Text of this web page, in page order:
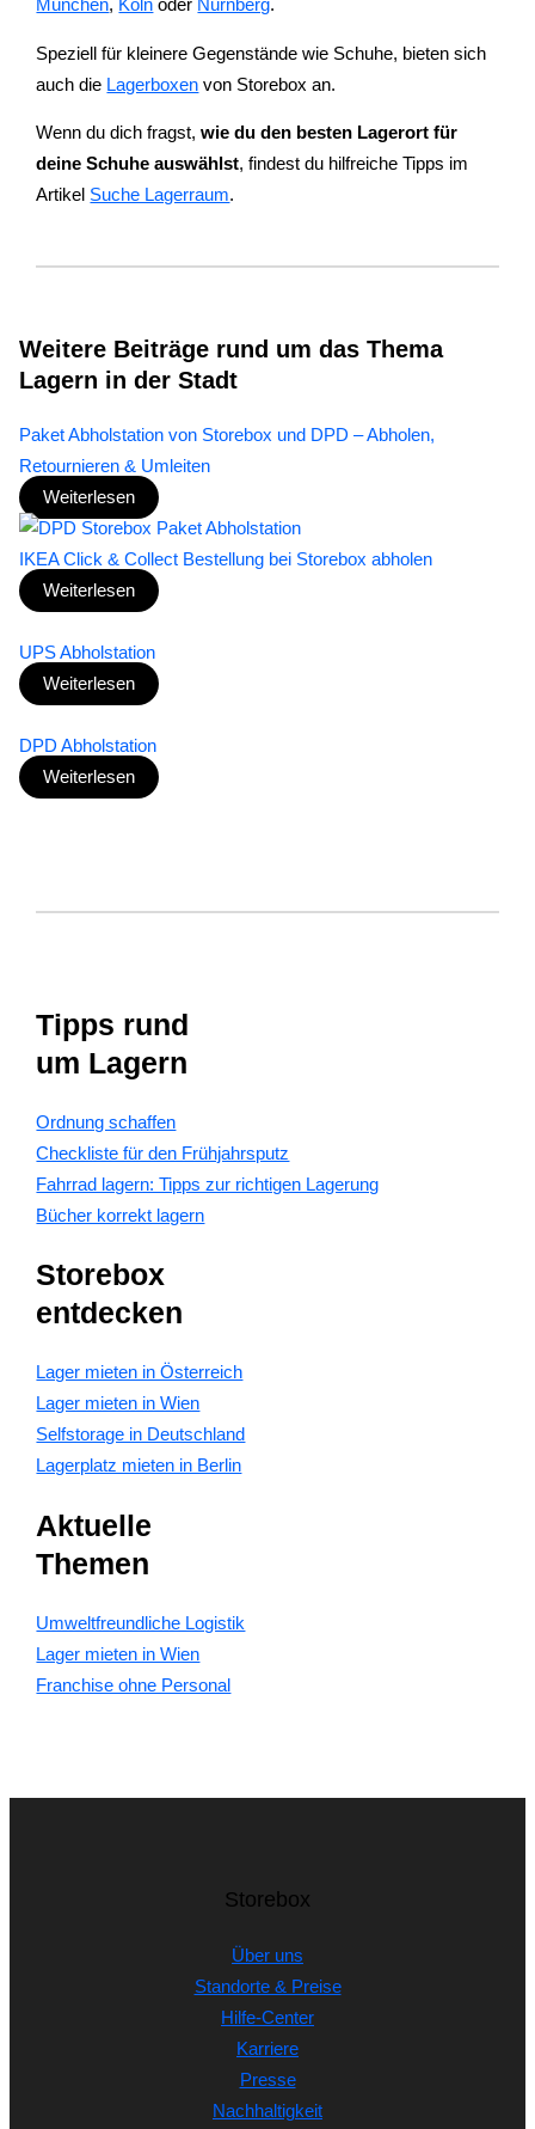
München, Köln oder Nürnberg.
Speziell für kleinere Gegenstände wie Schuhe, bieten sich
auch die Lagerboxen von Storebox an.
Wenn du dich fragst,wie du den besten Lagerort für
deine Schuhe auswählst, findest du hilfreiche Tipps im
Artikel Suche Lagerraum.
Weitere Beiträge rund um das Thema
Lagern in der Stadt
Paket Abholstation von Storebox und DPD – Abholen,
Retournieren & Umleiten
Weiterlesen
IKEA Click & Collect Bestellung bei Storebox abholen
Weiterlesen
UPS Abholstation
Weiterlesen
DPD Abholstation
Weiterlesen
Tipps rund
um Lagern
Ordnung schaffen
Checkliste für den Frühjahrsputz
Fahrrad lagern: Tipps zur richtigen Lagerung
Bücher korrekt lagern
Storebox
entdecken
Lager mieten in Österreich
Lager mieten in Wien
Selfstorage in Deutschland
Lagerplatz mieten in Berlin
Aktuelle
Themen
Umweltfreundliche Logistik
Lager mieten in Wien
Franchise ohne Personal
Storebox
Über uns
Standorte & Preise
Hilfe-Center
Karriere
Presse
Nachhaltigkeit